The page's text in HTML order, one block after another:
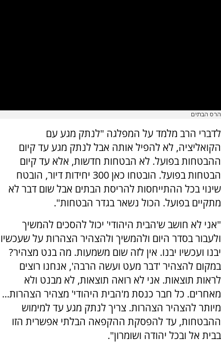
הרס הבתים
לדברי הרב מלמד על המפלגה "לנתק מגע עם
הקואליציה, לא להפיל אותה אבל לנתק מגע עד קיום
ההבטחות בפועל. לא הבטחות חדשות, אלא עד קיום
הבטחות בפועל. הובטחו כאן 300 יחידות דיור, הובטח
שינוי בכל ההתייחסות להריסת הבתים אבל שום דבר לא
מתקיים בפועל. הכול נשאר בגדר הבטחות".
"אני לא חושב ש'הבית היהודי' יכול להסכים להמשיך
ולעבור בסדר היום ולהמשיך ולהצהיר הצהרות על שעכשיו
יבנו ועכשיו יבנו. אין לזה שום משמעות. מה בנט מצהיר?
במקום להצהיר 'דבר מעט ועשה הרבה', אנחנו רוצים
לראות תוצאות. אני לא רואה תוצאות, לא מבנט ולא
מאחרים. כל חבר כנסת מ'הבית היהודי' מצהיר הצהרות...
מיותר להצהיר הצהרות. צריך לנתק מגע עד למימוש
ההבטחות, עד להפסקת ההקפאה הבלתי אפשרית הזו
בבית אל ובכל יהודה ושומרון".